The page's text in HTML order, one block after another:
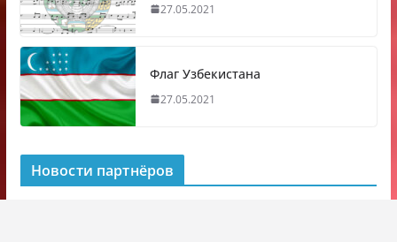
27.05.2021
Флаг Узбекистана
27.05.2021
Новости партнёров